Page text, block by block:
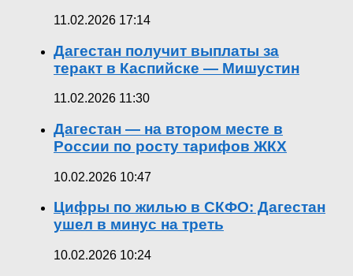
11.02.2026 17:14
Дагестан получит выплаты за
теракт в Каспийске — Мишустин
11.02.2026 11:30
Дагестан — на втором месте в
России по росту тарифов ЖКХ
10.02.2026 10:47
Цифры по жилью в СКФО: Дагестан
ушел в минус на треть
10.02.2026 10:24